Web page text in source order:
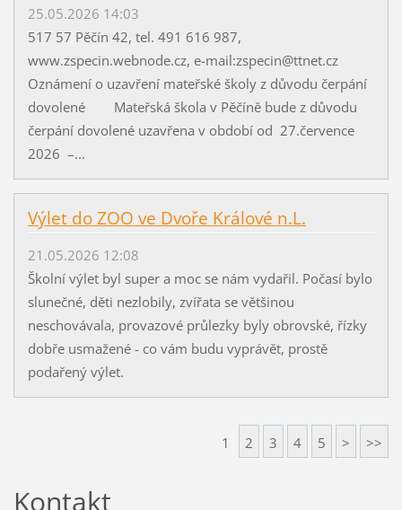
25.05.2026 14:03
517 57 Pěčín 42, tel. 491 616 987,
www.zspecin.webnode.cz, e-mail:zspecin@ttnet.cz
Oznámení o uzavření mateřské školy z důvodu čerpání
dovolené Mateřská škola v Pěčíně bude z důvodu
čerpání dovolené uzavřena v období od 27.července
2026 –...
Výlet do ZOO ve Dvoře Králové n.L.
21.05.2026 12:08
Školní výlet byl super a moc se nám vydařil. Počasí bylo
slunečné, děti nezlobily, zvířata se většinou
neschovávala, provazové průlezky byly obrovské, řízky
dobře usmažené - co vám budu vyprávět, prostě
podařený výlet.
1 2 3 4 5 > >>
Kontakt